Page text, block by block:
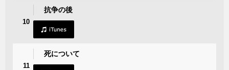
10
抗争の後
11
死について